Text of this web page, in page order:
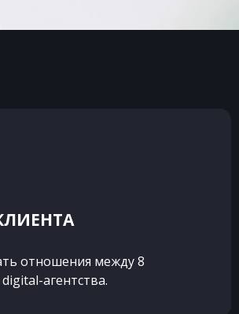
отношения между 8
агентства.